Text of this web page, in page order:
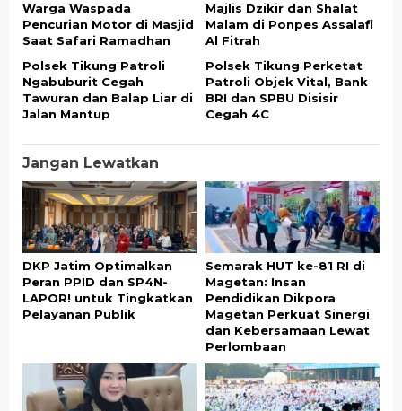
Warga Waspada
Pencurian Motor di Masjid
Saat Safari Ramadhan
Majlis Dzikir dan Shalat
Malam di Ponpes Assalafi
Al Fitrah
Polsek Tikung Patroli
Ngabuburit Cegah
Tawuran dan Balap Liar di
Jalan Mantup
Polsek Tikung Perketat
Patroli Objek Vital, Bank
BRI dan SPBU Disisir
Cegah 4C
Jangan Lewatkan
DKP Jatim Optimalkan
Peran PPID dan SP4N-
LAPOR! untuk Tingkatkan
Pelayanan Publik
Semarak HUT ke-81 RI di
Magetan: Insan
Pendidikan Dikpora
Magetan Perkuat Sinergi
dan Kebersamaan Lewat
Perlombaan